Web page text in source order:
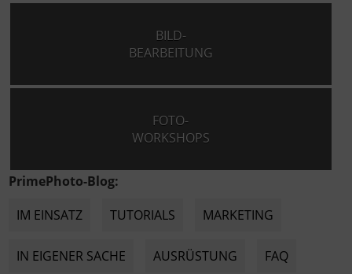
BILD-
BEARBEITUNG
FOTO-
WORKSHOPS
PrimePhoto-Blog:
IM EINSATZ
TUTORIALS MARKETING
IN EIGENER SACHE AUSRÜSTUNG FAQ